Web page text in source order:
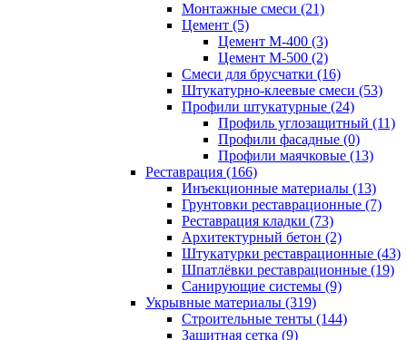
Монтажные смеси (21)
Цемент (5)
Цемент М-400 (3)
Цемент М-500 (2)
Смеси для брусчатки (16)
Штукатурно-клеевые смеси (53)
Профили штукатурные (24)
Профиль углозащитный (11)
Профили фасадные (0)
Профили маячковые (13)
Реставрация (166)
Инъекционные материалы (13)
Грунтовки реставрационные (7)
Реставрация кладки (73)
Архитектурный бетон (2)
Штукатурки реставрационные (43)
Шпатлёвки реставрационные (19)
Санирующие системы (9)
Укрывные материалы (319)
Строительные тенты (144)
Защитная сетка (9)